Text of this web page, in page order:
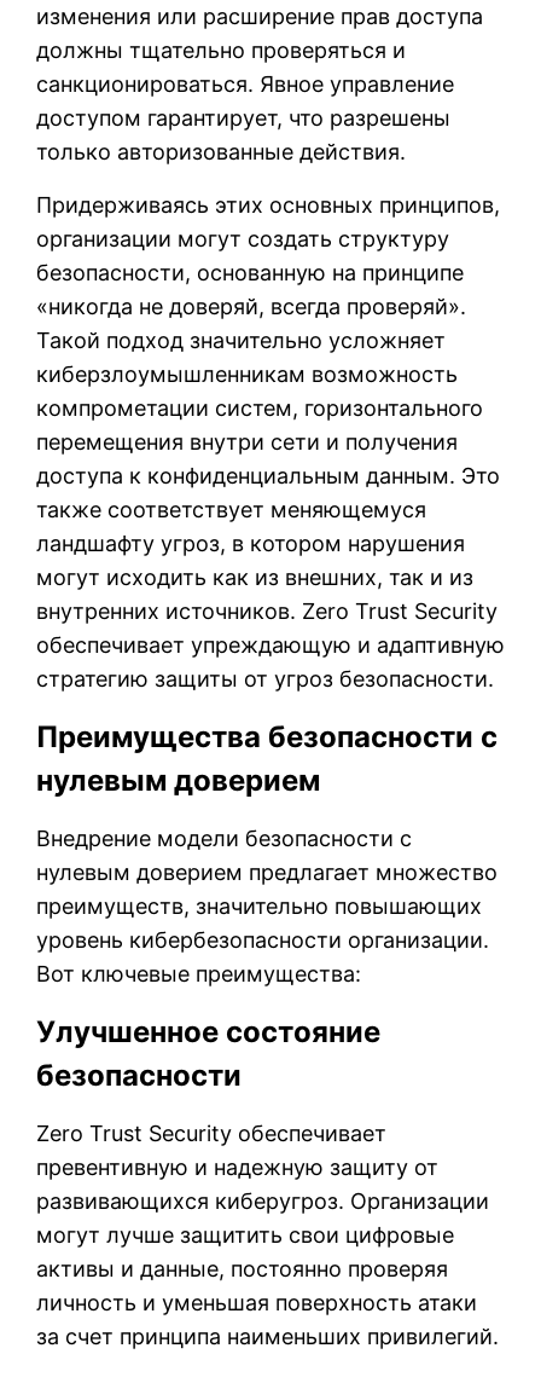
изменения или расширение прав доступа
должны тщательно проверяться и
санкционироваться. Явное управление
доступом гарантирует, что разрешены
только авторизованные действия.
Придерживаясь этих основных принципов,
организации могут создать структуру
безопасности, основанную на принципе
«никогда не доверяй, всегда проверяй».
Такой подход значительно усложняет
киберзлоумышленникам возможность
компрометации систем, горизонтального
перемещения внутри сети и получения
доступа к конфиденциальным данным. Это
также соответствует меняющемуся
ландшафту угроз, в котором нарушения
могут исходить как из внешних, так и из
внутренних источников. Zero Trust Security
обеспечивает упреждающую и адаптивную
стратегию защиты от угроз безопасности.
Преимущества безопасности с
нулевым доверием
Внедрение модели безопасности с
нулевым доверием предлагает множество
преимуществ, значительно повышающих
уровень кибербезопасности организации.
Вот ключевые преимущества:
Улучшенное состояние
безопасности
Zero Trust Security обеспечивает
превентивную и надежную защиту от
развивающихся киберугроз. Организации
могут лучше защитить свои цифровые
активы и данные, постоянно проверяя
личность и уменьшая поверхность атаки
за счет принципа наименьших привилегий.